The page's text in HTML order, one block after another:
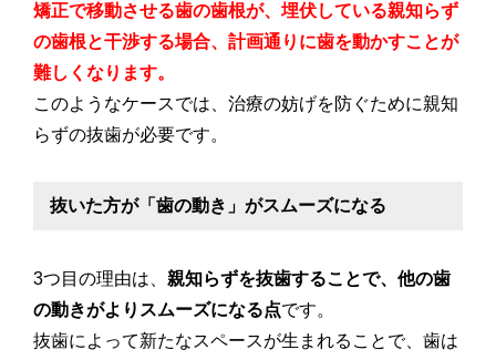
矯正で移動させる歯の歯根が、埋伏している親知らず
の歯根と干渉する場合、計画通りに歯を動かすことが
難しくなります。
このようなケースでは、治療の妨げを防ぐために親知
らずの抜歯が必要です。
抜いた方が「歯の動き」がスムーズになる
3つ目の理由は、親知らずを抜歯することで、他の歯
の動きがよりスムーズになる点です。
抜歯によって新たなスペースが生まれることで、歯は